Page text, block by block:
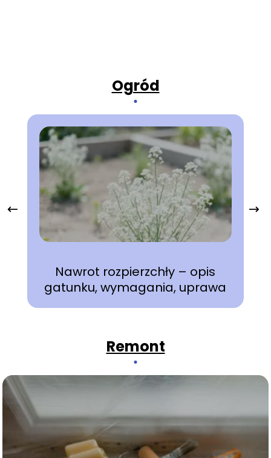
Ogród
Nawrot rozpierzchły – opis
gatunku, wymagania, uprawa
Remont